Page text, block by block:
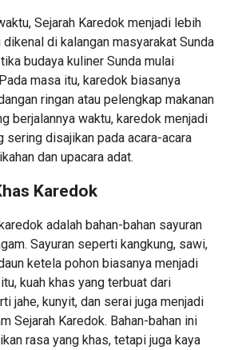
Sejarah Karedok menjadi lebih
di kalangan masyarakat Sunda
budaya kuliner Sunda mulai
masa itu, karedok biasanya
ringan atau pelengkap makanan
berjalannya waktu, karedok menjadi
sering disajikan pada acara-acara
dan upacara adat.
Karedok
adalah bahan-bahan sayuran
Sayuran seperti kangkung, sawi,
ketela pohon biasanya menjadi
kuah khas yang terbuat dari
jahe, kunyit, dan serai juga menjadi
Sejarah Karedok. Bahan-bahan ini
rasa yang khas, tetapi juga kaya